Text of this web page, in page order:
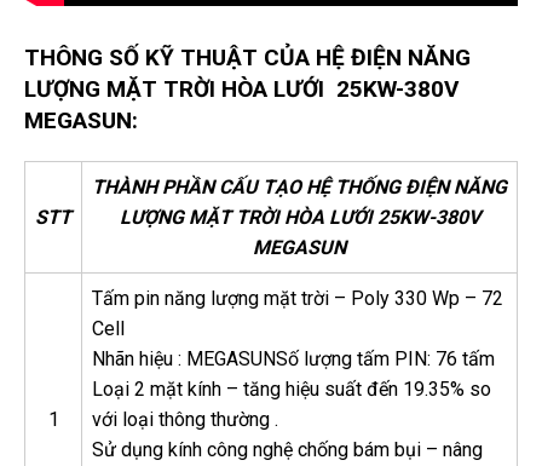
THÔNG SỐ KỸ THUẬT CỦA HỆ ĐIỆN NĂNG
LƯỢNG MẶT TRỜI HÒA LƯỚI 25KW-380V
MEGASUN:
STT
THÀNH PHẦN CẤU TẠO HỆ THỐNG ĐIỆN NĂNG
LƯỢNG MẶT TRỜI HÒA LƯỚI 25KW-380V
MEGASUN
1
Tấm pin năng lượng mặt trời – Poly 330 Wp – 72
Cell
Nhãn hiệu : MEGASUNSố lượng tấm PIN: 76 tấm
Loại 2 mặt kính – tăng hiệu suất đến 19.35% so
với loại thông thường .
Sử dụng kính công nghệ chống bám bụi – nâng